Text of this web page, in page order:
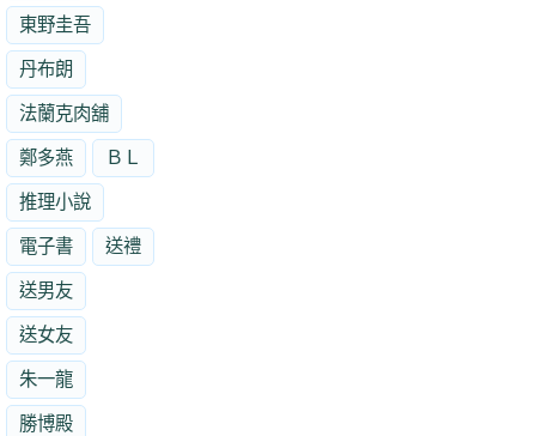
東野圭吾
丹布朗
法蘭克肉舖
鄭多燕 ＢＬ
推理小說
電子書 送禮
送男友
送女友
朱一龍
勝博殿